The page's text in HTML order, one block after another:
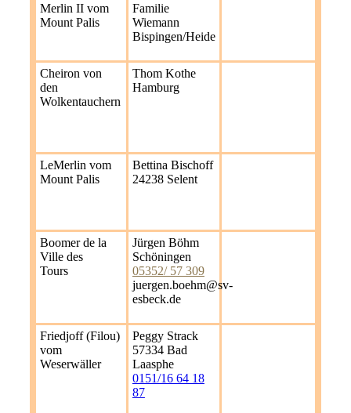
Merlin II vom
Mount Palis
Familie
Wiemann
Bispingen/Heide
Cheiron von
den
Wolkentauchern
Thom Kothe
Hamburg
LeMerlin vom
Mount Palis
Bettina Bischoff
24238 Selent
Boomer de la
Ville des
Tours
Jürgen Böhm
Schöningen
05352/ 57 309
juergen.boehm@sv-
esbeck.de
Friedjoff (Filou)
vom
Weserwäller
Peggy Strack
57334 Bad
Laasphe
0151/16 64 18
87